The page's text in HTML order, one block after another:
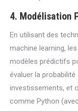
4. Modélisation
En utilisant des
machine learning,
modèles prédictifs
évaluer la
investissements, et
comme Python